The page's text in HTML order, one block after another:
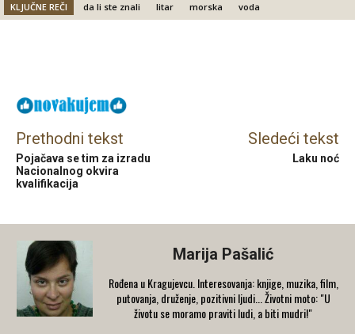
KLJUČNE REČI da li ste znali litar morska voda
Prethodni tekst
Pojačava se tim za izradu
Nacionalnog okvira
kvalifikacija
Sledeći tekst
Laku noć
Marija Pašalić
​Rođena u Kragujevcu. Interesovanja: knjige, muzika, film,
putovanja, druženje, pozitivni ljudi... Životni moto: "U
životu se moramo praviti ludi, a biti mudri!"